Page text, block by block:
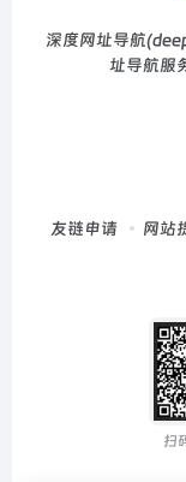
深度网址导航
址导航服
友链申请 网站
扫